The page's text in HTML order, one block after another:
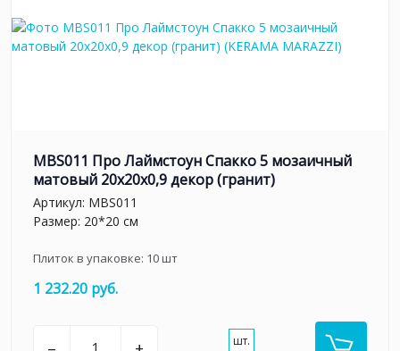
MBS011 Про Лаймстоун Спакко 5 мозаичный
матовый 20х20х0,9 декор (гранит)
Артикул: MBS011
Размер: 20*20 см
Плиток в упаковке: 10шт
1 232.20 руб.
шт.